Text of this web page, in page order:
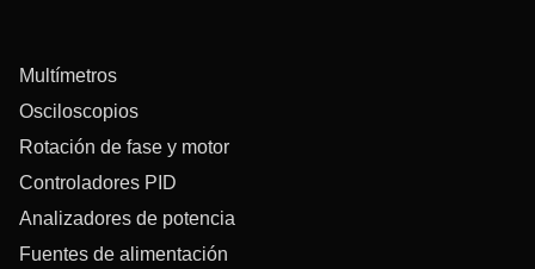
Multímetros
Osciloscopios
Rotación de fase y motor
Controladores PID
Analizadores de potencia
Fuentes de alimentación